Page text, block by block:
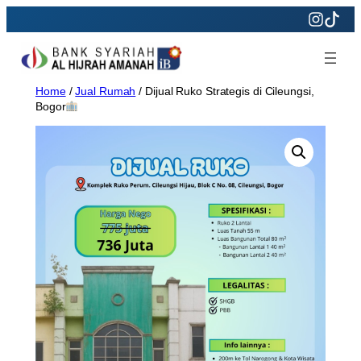
to
content
Home/Jual Rumah / Dijual Ruko Strategis di Cileungsi,
Bogor